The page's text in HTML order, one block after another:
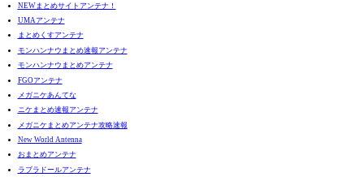
NEWまとめサイトアンテナ！
UMAアンテナ
まとめくすアンテナ
モンハンナウまとめ速報アンテナ
モンハンナウまとめアンテナ
FGOアンテナ
メガニケあんてな
ニケまとめ速報アンテナ
メガニケまとめアンテナ攻略速報
New World Antenna
おまとめアンテナ
ラブラドールアンテナ